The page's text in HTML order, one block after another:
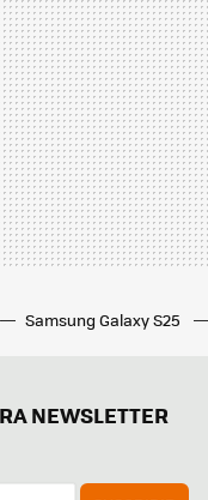
Samsung Galaxy S25
NEWSLETTER